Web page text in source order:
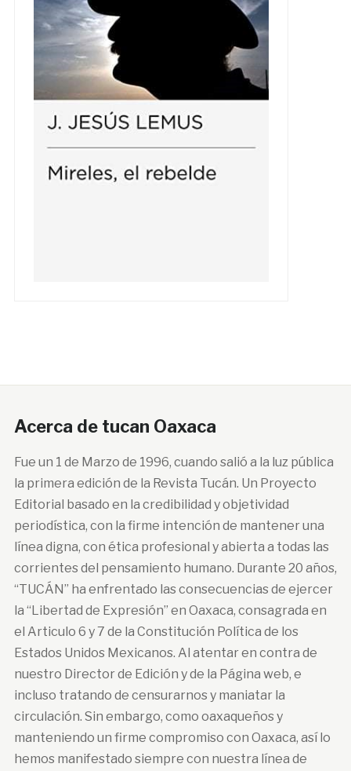
Acerca de tucan Oaxaca
Fue un 1 de Marzo de 1996, cuando salió a la luz pública
la primera edición de la Revista Tucán. Un Proyecto
Editorial basado en la credibilidad y objetividad
periodística, con la firme intención de mantener una
línea digna, con ética profesional y abierta a todas las
corrientes del pensamiento humano. Durante 20 años,
“TUCÁN” ha enfrentado las consecuencias de ejercer
la “Libertad de Expresión” en Oaxaca, consagrada en
el Articulo 6 y 7 de la Constitución Política de los
Estados Unidos Mexicanos. Al atentar en contra de
nuestro Director de Edición y de la Página web, e
incluso tratando de censurarnos y maniatar la
circulación. Sin embargo, como oaxaqueños y
manteniendo un firme compromiso con Oaxaca, así lo
hemos manifestado siempre con nuestra línea de